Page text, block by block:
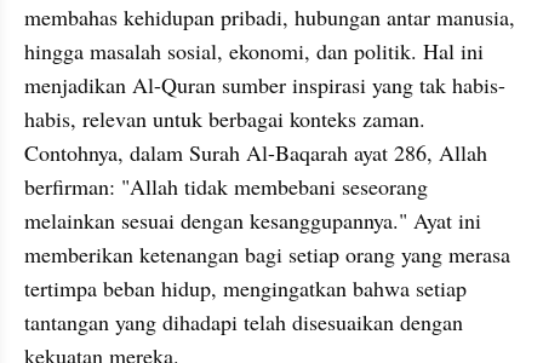
membahas kehidupan pribadi, hubungan antar manusia,
hingga masalah sosial, ekonomi, dan politik. Hal ini
menjadikan Al-Quran sumber inspirasi yang tak habis-
habis, relevan untuk berbagai konteks zaman.
Contohnya, dalam Surah Al-Baqarah ayat 286, Allah
berfirman: "Allah tidak membebani seseorang
melainkan sesuai dengan kesanggupannya." Ayat ini
memberikan ketenangan bagi setiap orang yang merasa
tertimpa beban hidup, mengingatkan bahwa setiap
tantangan yang dihadapi telah disesuaikan dengan
kekuatan mereka.